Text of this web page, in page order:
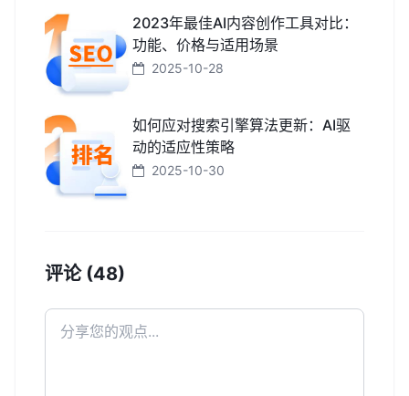
2023年最佳AI内容创作工具对比：
功能、价格与适用场景
2025-10-28
如何应对搜索引擎算法更新：AI驱
动的适应性策略
2025-10-30
评论 (48)